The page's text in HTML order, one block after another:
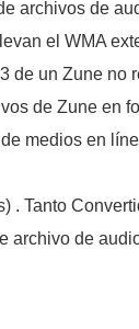
archivos de
el WMA
de un Zune no
de Zune en
medios en
. Tanto
archivo de